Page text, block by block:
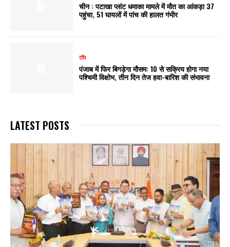
चीन : पटाखा प्लांट धमाका मामले में मौत का आंकड़ा 37
पहुंचा, 51 घायलों में पांच की हालत गंभीर
टॉप
पंजाब में फिर बिगड़ेगा मौसम: 10 से सक्रिय होगा नया
पश्चिमी विक्षोभ, तीन दिन तेज हवा-बारिश की संभावना
LATEST POSTS